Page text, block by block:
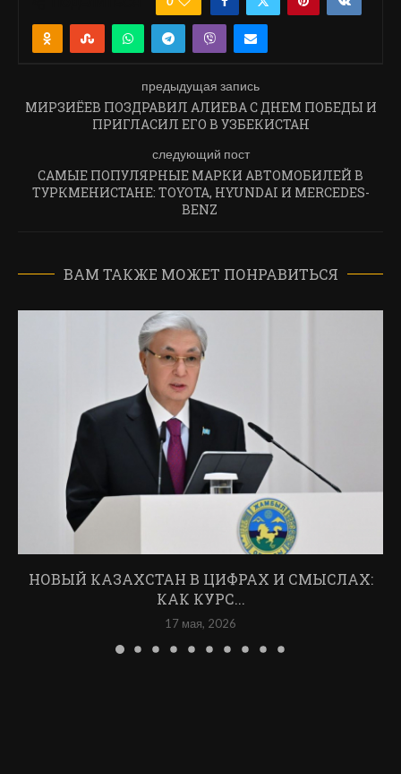
предыдущая запись
МИРЗИЁЕВ ПОЗДРАВИЛ АЛИЕВА С ДНЕМ ПОБЕДЫ И
ПРИГЛАСИЛ ЕГО В УЗБЕКИСТАН
следующий пост
САМЫЕ ПОПУЛЯРНЫЕ МАРКИ АВТОМОБИЛЕЙ В
ТУРКМЕНИСТАНЕ: TOYOTA, HYUNDAI И MERCEDES-
BENZ
ВАМ ТАКЖЕ МОЖЕТ ПОНРАВИТЬСЯ
НОВЫЙ КАЗАХСТАН В ЦИФРАХ И СМЫСЛАХ:
КАК КУРС...
17 мая, 2026